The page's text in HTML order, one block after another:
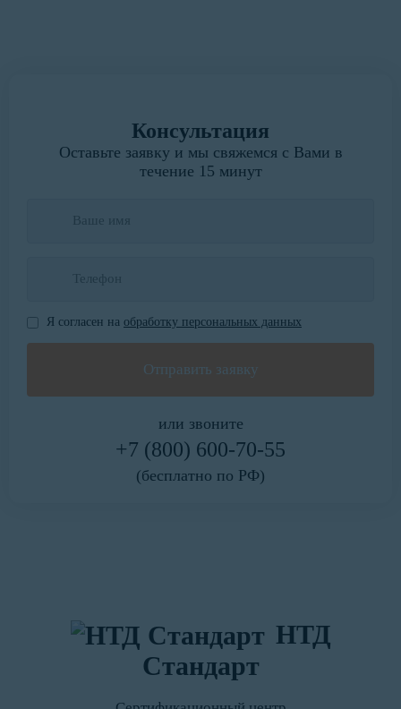
Консультация
Оставьте заявку и мы свяжемся с Вами в
течение 15 минут
Я согласен на обработку персональных данных
или звоните
+7 (800) 600-70-55
(бесплатно по РФ)
НТД
Стандарт